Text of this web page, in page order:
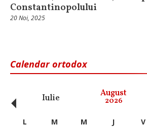
Constantinopolului
20 Noi, 2025
Calendar ortodox
Iulie August
2026
‹ L M M J V